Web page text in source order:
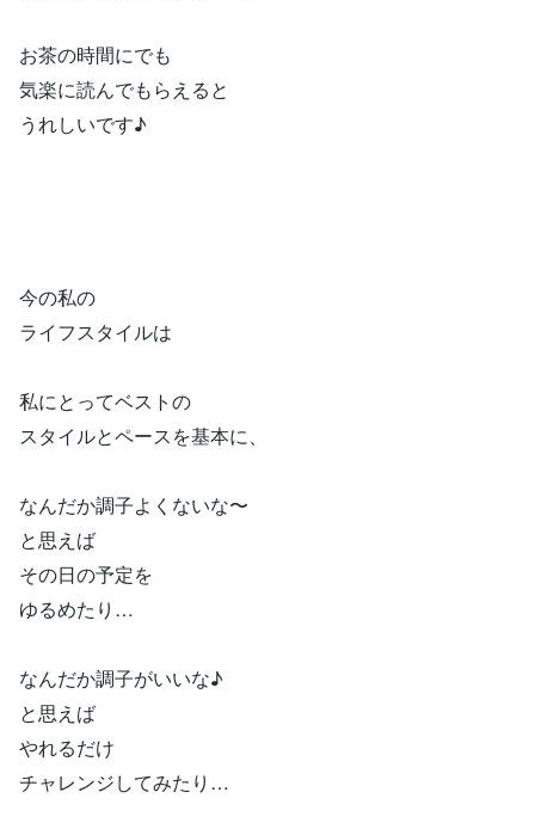
お茶の時間にでも
気楽に読んでもらえると
うれしいです♪
今の私の
ライフスタイルは
私にとってベストの
スタイルとペースを基本に、
なんだか調子よくないな〜
と思えば
その日の予定を
ゆるめたり…
なんだか調子がいいな♪
と思えば
やれるだけ
チャレンジしてみたり…